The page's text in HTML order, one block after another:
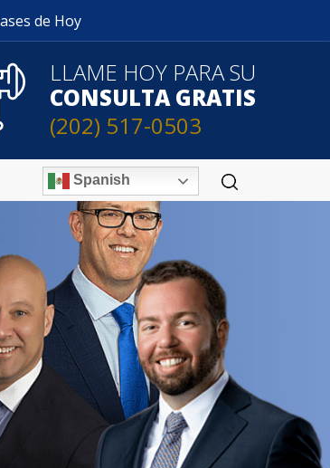
de Hoy
LLAME HOY PARA SU
CONSULTA GRATIS
(202) 517-0503
Spanish